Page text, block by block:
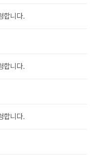
합니다.
합니다.
합니다.